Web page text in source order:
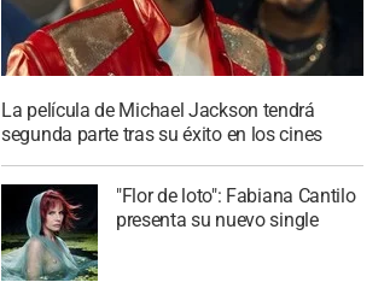
La película de Michael Jackson tendrá
segunda parte tras su éxito en los cines
"Flor de loto": Fabiana Cantilo
presenta su nuevo single